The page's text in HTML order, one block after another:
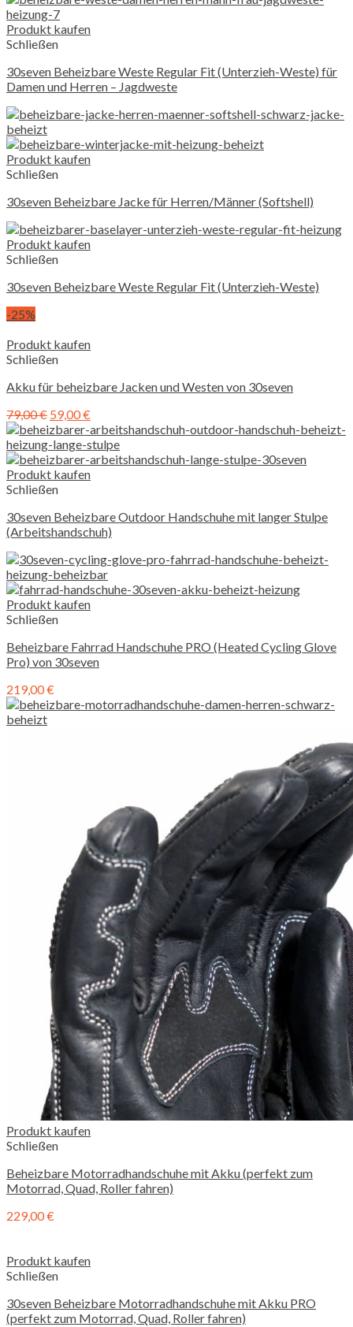
Produkt kaufen
Schließen
30seven Beheizbare Weste Regular Fit (Unterzieh-Weste) für
Damen und Herren – Jagdweste
Produkt kaufen
Schließen
30seven Beheizbare Jacke für Herren/Männer (Softshell)
Produkt kaufen
Schließen
30seven Beheizbare Weste Regular Fit (Unterzieh-Weste)
-25%
Produkt kaufen
Schließen
Akku für beheizbare Jacken und Westen von 30seven
79,00€ 59,00€
Produkt kaufen
Schließen
30seven Beheizbare Outdoor Handschuhe mit langer Stulpe
(Arbeitshandschuh)
Produkt kaufen
Schließen
Beheizbare Fahrrad Handschuhe PRO (Heated Cycling Glove
Pro) von 30seven
219,00€
Produkt kaufen
Schließen
Beheizbare Motorradhandschuhe mit Akku (perfekt zum
Motorrad, Quad, Roller fahren)
229,00€
Produkt kaufen
Schließen
30seven Beheizbare Motorradhandschuhe mit Akku PRO
(perfekt zum Motorrad, Quad, Roller fahren)